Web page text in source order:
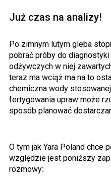
Już czas na analizy!
Po zimnym lutym gleba
pobrać próby do
odżywczych w niej
teraz ma wciąż ma na to
chemiczna wody
fertygowania upraw może
sposób planować
O tym jak Yara Poland chce
względzie jest poniższy
rozmowy: